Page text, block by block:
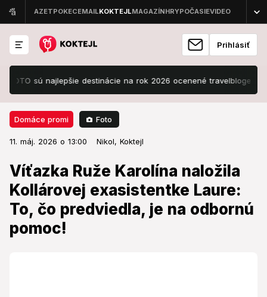
Prihlásiť
najlepšie destinácie na rok 2026 ocenené travelblogermi
Domáce promi Foto
11. máj. 2026 o 13:00 Nikol, Koktejl
Víťazka Ruže Karolína naložila
Kollárovej exasistentke Laure:
To, čo predviedla, je na odbornú
pomoc!
Domáce promi 11. máj. 2026 o 13:00
Víťazka Ruže Karolína naložila
Kollárovej exasistentke Laure: To,
čo predviedla, je na odbornú
pomoc!
Nestačí sa čudovať, čo vidí na televíznych
obrazovkách.